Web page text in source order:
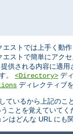
エストでは上手く動
エストで簡単にアク
供される内容に適
。 <Directory> デ
ディレクティブ
ているから上記の
ことを覚えていて
ンはどんな URL にも